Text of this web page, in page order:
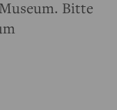
Bitte